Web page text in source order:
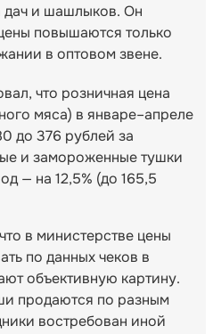
дач и шашлыков. Он
повышаются только
в оптовом звене.
что розничная цена
мяса) в январе–апреле
до 376 рублей за
и замороженные тушки
— на 12,5% (до 165,5
в министерстве цены
по данных чеков в
объективную картину.
продаются по разным
востребован иной